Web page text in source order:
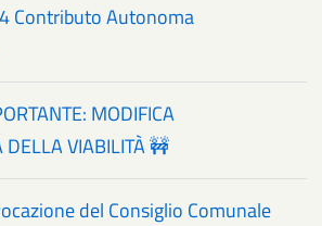
Contributo Autonoma
MODIFICA
VIABILITÀ 🚧
del Consiglio Comunale